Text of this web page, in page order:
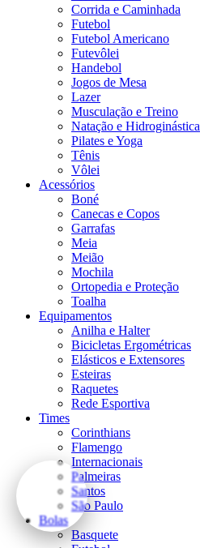
Corrida e Caminhada
Futebol
Futebol Americano
Futevôlei
Handebol
Jogos de Mesa
Lazer
Musculação e Treino
Natação e Hidroginástica
Pilates e Yoga
Tênis
Vôlei
Acessórios
Boné
Canecas e Copos
Garrafas
Meia
Meião
Mochila
Ortopedia e Proteção
Toalha
Equipamentos
Anilha e Halter
Bicicletas Ergométricas
Elásticos e Extensores
Esteiras
Raquetes
Rede Esportiva
Times
Corinthians
Flamengo
Internacionais
Palmeiras
Santos
São Paulo
Bolas
Basquete